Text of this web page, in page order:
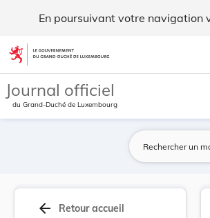
En poursuivant votre navigation
Aller au contenu
Journal officiel
du Grand-Duché de Luxembourg
arrow_back Retour accueil